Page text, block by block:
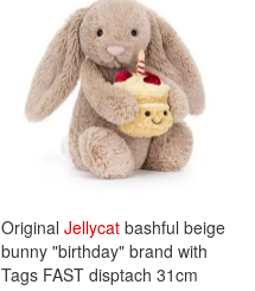
Original Jellycat bashful beige
bunny "birthday" brand with
Tags FAST disptach 31cm